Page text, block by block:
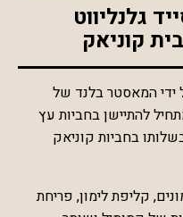
גלנליווט
קוניאק
ידי המאסטר בלנד של
להתיישן בחביות עץ
בחביות קוניאק
קליפת לימון, פריחת